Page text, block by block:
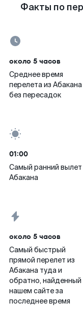
Факты по
около 5 часов
Среднее время
перелета из Абакана
без пересадок
01:00
Самый ранний вылет
Абакана
около 5 часов
Самый быстрый
прямой перелет из
Абакана туда и
обратно, найденный
нашем сайте за
последнее время